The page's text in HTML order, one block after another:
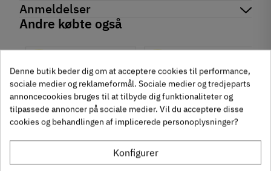
På lager16 Varer
Produktinformation
Materiale
Kunststof
Stål
Farve
Brun
Hvid
TilstandNy
Anmeldelser
Andre købte også
Krydsmontageplade - Knopgreb med to
Denne butik beder dig om at acceptere cookies til performance,
sociale medier og reklameformål. Sociale medier og tredjeparts
annoncecookies bruges til at tilbyde dig funktionaliteter og
tilpassede annoncer på sociale medier. Vil du acceptere disse
cookies og behandlingen af implicerede personoplysninger?
Konfigurer